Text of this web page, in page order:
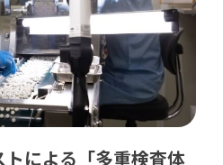
による「多重検査体